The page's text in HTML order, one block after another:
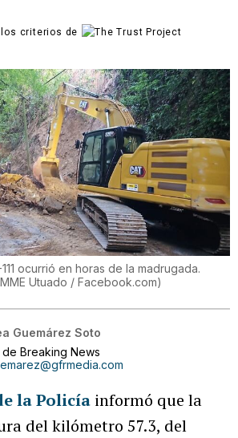
los criterios de
ocurrió en horas de la madrugada.
Utuado / Facebook.com)
Guemárez Soto
Breaking News
la Policía informó que la
del kilómetro 57.3, del